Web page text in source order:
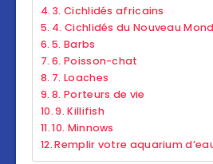
3. Cichlidés africains
4. Cichlidés du Nouveau
5. Barbs
6. Poisson-chat
7. Loaches
8. Porteurs de vie
9. Killifish
10. Minnows
Remplir votre aquarium